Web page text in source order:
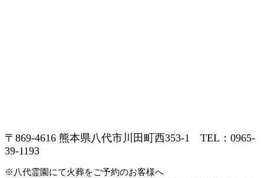
〒869-4616 熊本県八代市川田町西353-1 TEL：0965-
39-1193
※八代霊園にて火葬をご予約のお客様へ